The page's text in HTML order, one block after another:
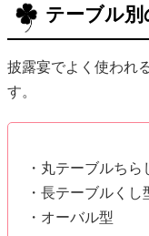
・長テーブルくし
それぞれの形状によ
ゲストに失礼のない
う。